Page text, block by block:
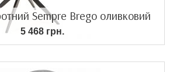
Sempre Brego оливковий
5 468 грн.